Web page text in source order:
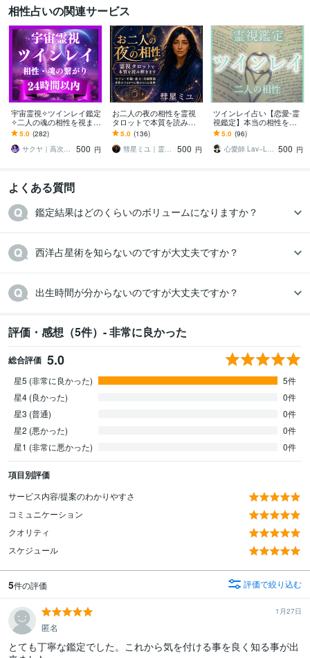
相性占いの関連サービス
宇宙霊視✧ツインレイ鑑定
✧二人の魂の相性を視ます
魂の片割れ｜宇宙霊視で
運命のつながりと未来を
明らかにします
5.0 (282)
サクヤ｜高次元スピリット
500 円
お二人の夜の相性を霊視
タロットで本質を読み解
きます セフレ・不倫・恋
人・夫婦関係～身体のつ
ながりに秘められた波動
5.0 (136)
彗星ミユ｜霊視×ヒーリング
500 円
ツインレイ占い【恋愛-霊
視鑑定】本当の相性を視
ます ソウルメイト・復
縁・片思い・結婚・恋愛
成就
5.0 (96)
心愛師 Lav−Laka 500 円
よくある質問
鑑定結果はどのくらいのボリュームになりますか？
西洋占星術を知らないのですが大丈夫ですか？
出生時間が分からないのですが大丈夫ですか？
評価・感想（5件）- 非常に良かった
総合評価 5.0
星5 (非常に良かった)
5件
星4 (良かった)
0件
星3 (普通)
0件
星2 (悪かった)
0件
星1 (非常に悪かった)
0件
項目別評価
サービス内容/提案のわかりやすさ
コミュニケーション
クオリティ
スケジュール
5件の評価 評価で絞り込む
1月27日
匿名
とても丁寧な鑑定でした。これから気を付ける事を良く知る事が出